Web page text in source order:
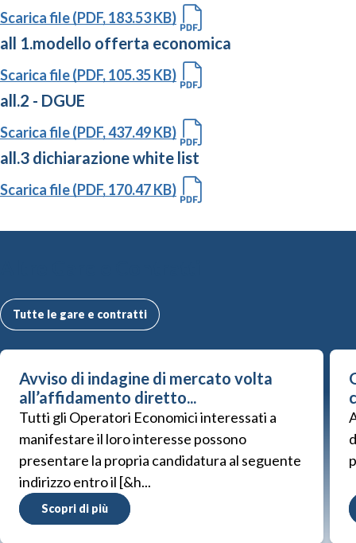
Scarica file (PDF, 183.53 KB)
all 1.modello offerta economica
Scarica file (PDF, 105.35 KB)
all.2 - DGUE
Scarica file (PDF, 437.49 KB)
all.3 dichiarazione white list
Scarica file (PDF, 170.47 KB)
Tutte le gare e contratti
Avviso di indagine di mercato volta
all’affidamento diretto...
Tutti gli Operatori Economici interessati a
manifestare il loro interesse possono
presentare la propria candidatura al seguente
indirizzo entro il [&h...
Scopri di più